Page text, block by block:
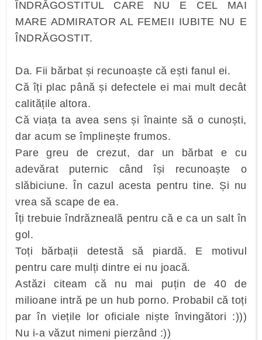
ÎNDRĂGOSTITUL CARE NU E CEL MAI
MARE ADMIRATOR AL FEMEII IUBITE NU E
ÎNDRĂGOSTIT.
Da. Fii bărbat și recunoaște că ești fanul ei.
Că îți plac până și defectele ei mai mult decât
calitățile altora.
Că viața ta avea sens și înainte să o cunoști,
dar acum se împlinește frumos.
Pare greu de crezut, dar un bărbat e cu
adevărat puternic când își recunoaște o
slăbiciune. În cazul acesta pentru tine. Și nu
vrea să scape de ea.
Îți trebuie îndrăzneală pentru că e ca un salt în
gol.
Toți bărbații detestă să piardă. E motivul
pentru care mulți dintre ei nu joacă.
Astăzi citeam că nu mai puțin de 40 de
milioane intră pe un hub porno. Probabil că toți
par în viețile lor oficiale niște învingători :)))
Nu i-a văzut nimeni pierzând :))